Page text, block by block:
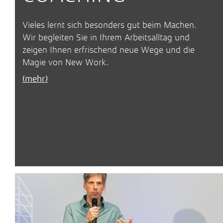
Vieles lernt sich besonders gut beim Machen.
Wir begleiten Sie in Ihrem Arbeitsalltag und
zeigen Ihnen erfrischend neue Wege und die
Magie von New Work.
(mehr)